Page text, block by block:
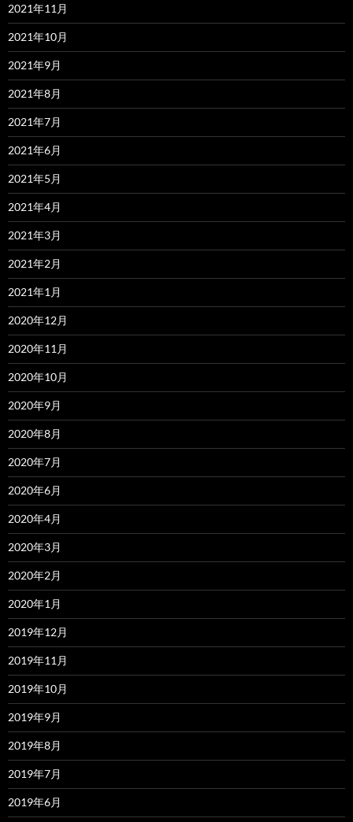
2021年11月
2021年10月
2021年9月
2021年8月
2021年7月
2021年6月
2021年5月
2021年4月
2021年3月
2021年2月
2021年1月
2020年12月
2020年11月
2020年10月
2020年9月
2020年8月
2020年7月
2020年6月
2020年4月
2020年3月
2020年2月
2020年1月
2019年12月
2019年11月
2019年10月
2019年9月
2019年8月
2019年7月
2019年6月